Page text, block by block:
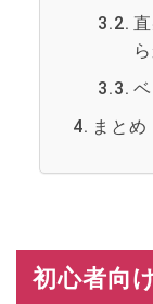
まとめ
初心者向